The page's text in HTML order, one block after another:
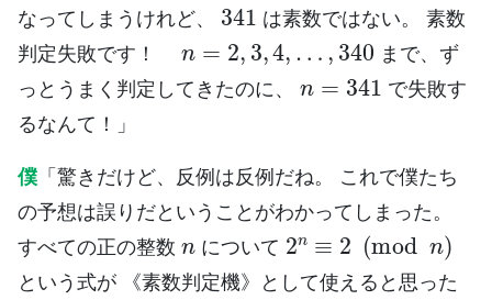
なってしまうけれど、
は素数ではない。 素数
判定失敗です！
n = ,3,4,…,340
まで、ず
っとうまく判定してきたのに、
n = 341
で失敗す
るなんて！」
僕 「驚きだけど、反例は反例だね。 これで僕たち
の予想は誤りだということがわかってしまった。
すべての正の整数
n
について
2n ≡2 (mod n)
という式が 《素数判定機》として使えると思った